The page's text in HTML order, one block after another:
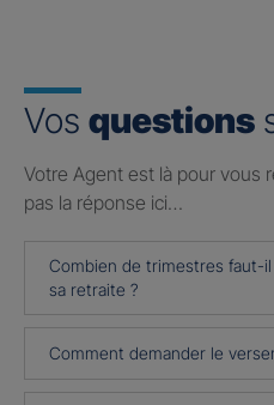
Vos questions
Votre Agent est là pour vous
pas la réponse ici…
Combien de trimestres faut-
sa retraite ?
Comment demander le